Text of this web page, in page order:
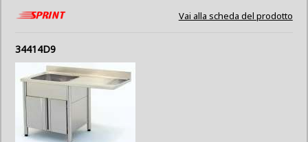
Vai alla scheda del prodotto
34414D9